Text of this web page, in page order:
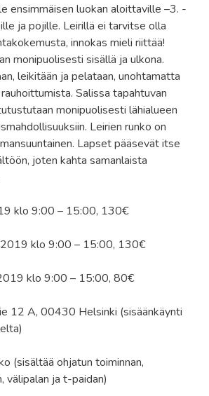
ensimmäisen luokan aloittaville –3. -
ja pojille. Leirillä ei tarvitse olla
innokas mieli riittää!
monipuolisesti sisällä ja ulkona.
leikitään ja pelataan, unohtamatta
Salissa tapahtuvan
monipuolisesti lähialueen
Leirien runko on
Lapset pääsevät itse
joten kahta samanlaista
klo 9:00 – 15:00, 130€
klo 9:00 – 15:00, 130€
klo 9:00 – 15:00, 80€
12 A, 00430 Helsinki (sisäänkäynti
(sisältää ohjatun toiminnan,
välipalan ja t-paidan)